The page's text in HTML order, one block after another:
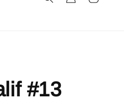
#13